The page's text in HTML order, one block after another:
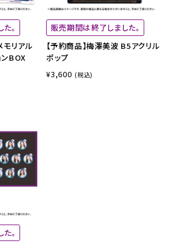
。
モリアル
ンBOX
販売期間は終了しました。
【予約商品】梅澤美波 B5アクリル
ポップ
¥3,600 (税込)
。